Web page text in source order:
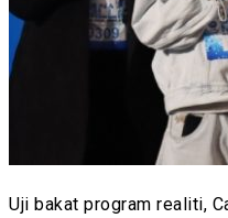
Uji bakat program realiti,